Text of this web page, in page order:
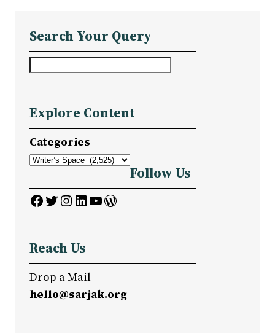
Search Your Query
r
c
h
Explore Content
Categories
Follow Us
Facebook Twitter InstagramLinkedIn YouTube WordPress
Reach Us
Drop a Mail
hello@sarjak.org